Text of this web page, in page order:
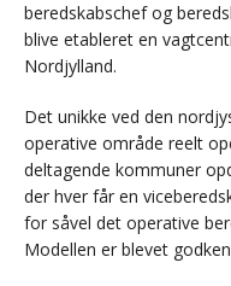
beredskabschef og
blive etableret en
Nordjylland.
Det unikke ved den
operative område reelt
deltagende kommuner
der hver får en
for såvel det operative
Modellen er blevet